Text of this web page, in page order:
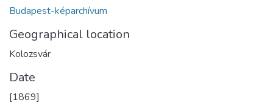
Budapest-képarchívum
Geographical location
Kolozsvár
Date
[1869]